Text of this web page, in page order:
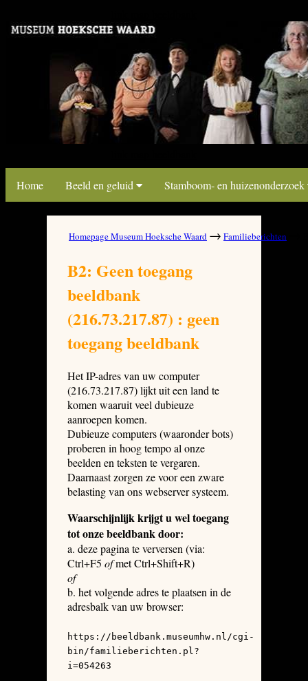
Home Beeld en geluid Stamboom- en huizenonderzoek
Homepage Museum Hoeksche Waard → Familieberichten
B2: Geen toegang
beeldbank
(216.73.217.87) : geen
toegang beeldbank
Het IP-adres van uw computer
(216.73.217.87) lijkt uit een land te
komen waaruit veel dubieuze
aanroepen komen.
Dubieuze computers (waaronder bots)
proberen in hoog tempo al onze
beelden en teksten te vergaren.
Daarnaast zorgen ze voor een zware
belasting van ons webserver systeem.
Waarschijnlijk krijgt u wel toegang
tot onze beeldbank door:
a. deze pagina te verversen (via:
Ctrl+F5 ofmet Ctrl+Shift+R)
of
b. het volgende adres te plaatsen in de
adresbalk van uw browser:
https://beeldbank.museumhw.nl/cgi-
bin/familieberichten.pl?
i=054263